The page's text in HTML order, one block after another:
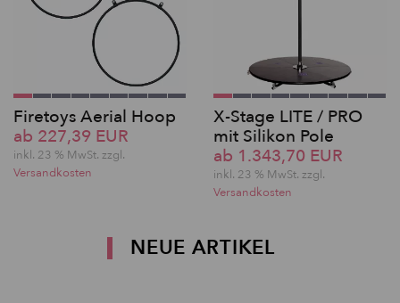
Firetoys Aerial Hoop
ab 227,39 EUR
inkl. 23 % MwSt. zzgl.
Versandkosten
X-Stage LITE / PRO
mit Silikon Pole
ab 1.343,70 EUR
inkl. 23 % MwSt. zzgl.
Versandkosten
NEUE ARTIKEL